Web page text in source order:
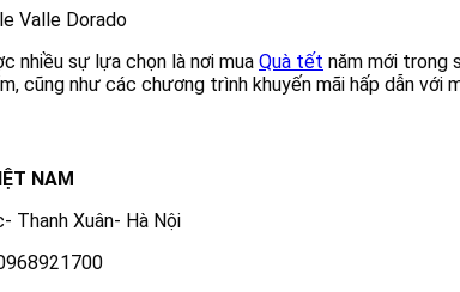
nhiều sự lựa chọn là nơi mua Quà tết năm mới trong
cũng như các chương trình khuyến mãi hấp dẫn với
NAM
Thanh Xuân- Hà Nội